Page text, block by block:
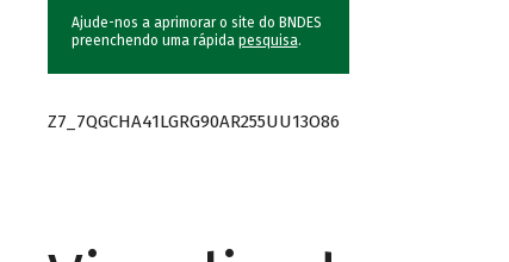
Ajude-nos a aprimorar o site do BNDES
preenchendo uma rápida pesquisa.
Z7_7QGCHA41LGRG90AR255UU13O86